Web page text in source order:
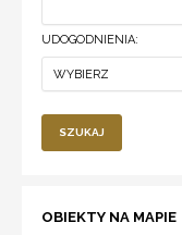
UDOGODNIENIA:
WYBIERZ
SZUKAJ
OBIEKTY NA MAPIE